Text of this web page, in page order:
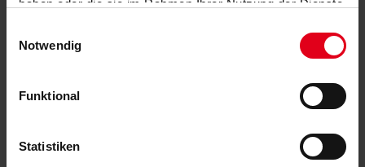
haben oder die sie im Rahmen Ihrer Nutzung der Dienste
Notwendig
Funktional
Statistiken